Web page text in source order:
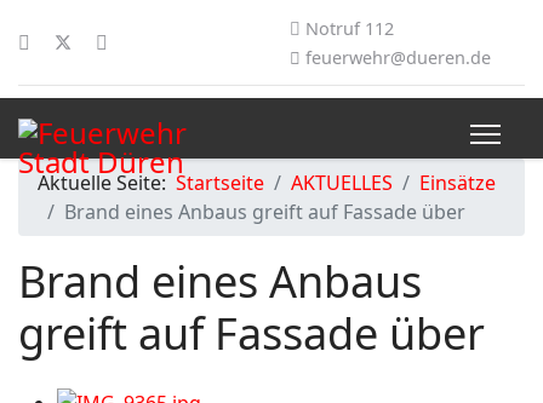
Notruf 112
feuerwehr@dueren.de
Aktuelle Seite: Startseite AKTUELLES
Einsätze
Brand eines Anbaus greift auf Fassade über
Brand eines Anbaus
greift auf Fassade über